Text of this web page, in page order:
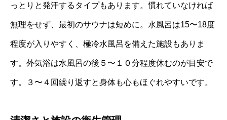
っとりと発汗するタイプもあります。慣れていなければ
無理をせず、最初のサウナは短めに。水風呂は15〜18度
程度が入りやすく、極冷水風呂を備えた施設もありま
す。外気浴は水風呂の後５〜１０分程度休むのが目安で
す。３〜４回繰り返すと身体も心もほぐれやすいです。